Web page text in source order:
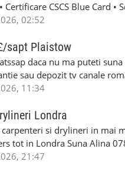
Certificare CSCS Blue Card
multitraderi) – experiență
de conducere categoria B
important) Se oferă: •
– £250 pe zi • Diurnă /
avansare • Traininguri și
• Posibilitate de lucru
02:52
sapt Plaistow
daca nu ma puteti
sau depozit tv canale
de dulap separat -
sau avans/plata
11:34
Londra
carpenteri si drylineri in mai
tot in Londra Suna Alina
21:47